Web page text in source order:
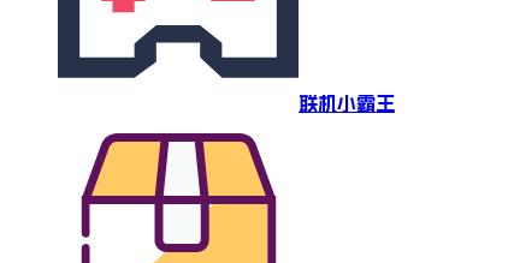
联机小霸王